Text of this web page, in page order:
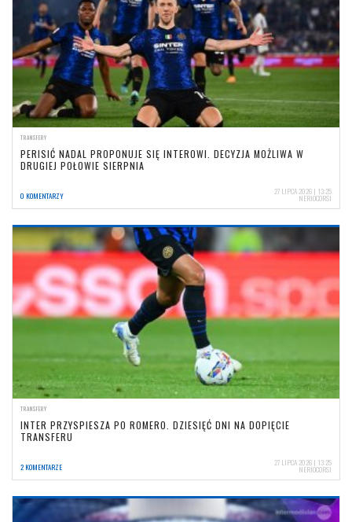
TRANSFERY
PERISIĆ NADAL PROPONUJE SIĘ INTEROWI. DECYZJA MOŻLIWA W
DRUGIEJ POŁOWIE SIERPNIA
0 KOMENTARZY 27 LIPCA 2026 | 13:25
NERIOCORSI
TRANSFERY
INTER PRZYSPIESZA PO ROMERO. DZIESIĘĆ DNI NA DOPIĘCIE
TRANSFERU
2 KOMENTARZE 27 LIPCA 2026 | 13:25
NERIOCORSI